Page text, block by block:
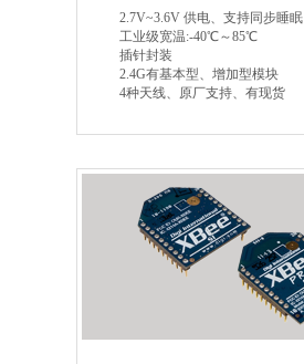
2.7V~3.6V 供电、支持同步睡眠
工业级宽温:-40℃～85℃
插针封装
2.4G有基本型、增加型模块
4种天线、原厂支持、有现货